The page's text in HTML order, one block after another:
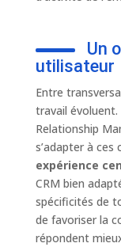
Un
utilisateur
Entre
travail
Relationship
s’adapter à
expérience
CRM bien
spécificités de
de favoriser la
répondent